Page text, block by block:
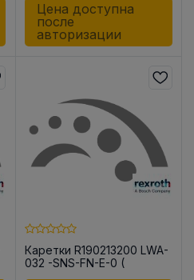
Цена доступна
после
авторизации
Каретки R190213200 LWA-
032 -SNS-FN-E-0 (